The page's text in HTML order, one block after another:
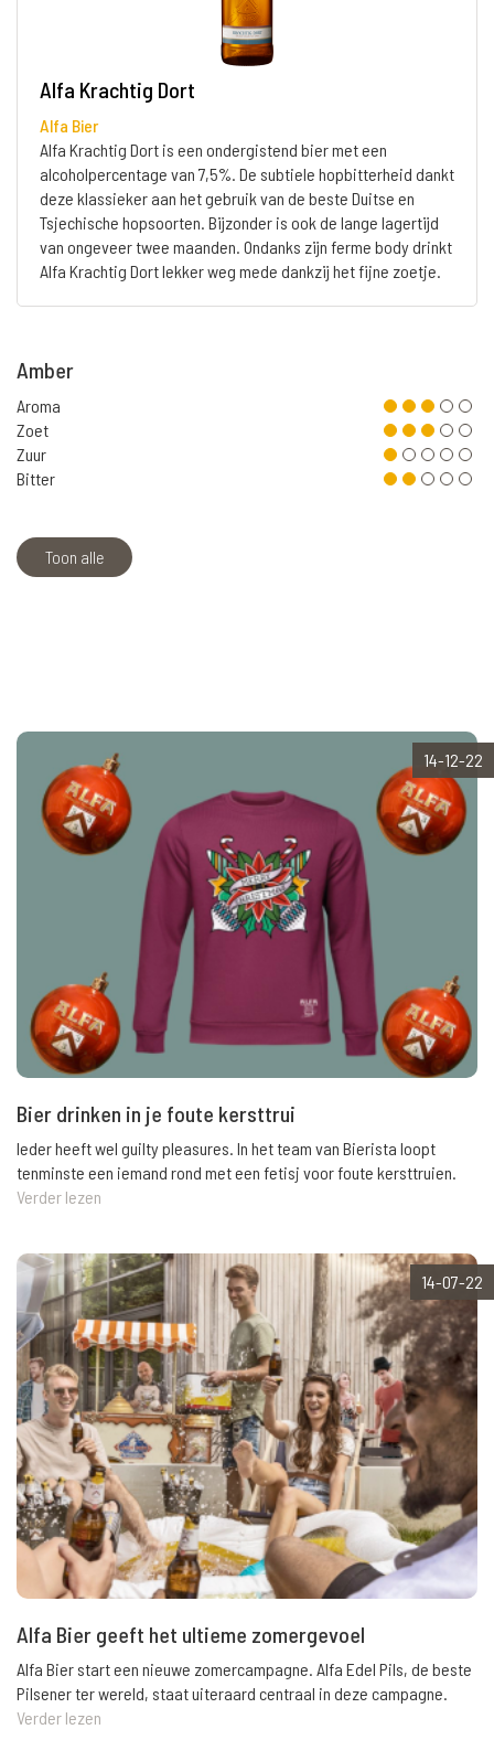
Alfa Krachtig Dort
Alfa Bier
Alfa Krachtig Dort is een ondergistend bier met een
alcoholpercentage van 7,5%. De subtiele hopbitterheid dankt
deze klassieker aan het gebruik van de beste Duitse en
Tsjechische hopsoorten. Bijzonder is ook de lange lagertijd
van ongeveer twee maanden. Ondanks zijn ferme body drinkt
Alfa Krachtig Dort lekker weg mede dankzij het fijne zoetje.
Amber
Aroma
Zoet
Zuur
Bitter
Toon alle
14-12-22
Bier drinken in je foute kersttrui
Ieder heeft wel guilty pleasures. In het team van Bierista loopt
tenminste een iemand rond met een fetisj voor foute kersttruien.
Verder lezen
14-07-22
Alfa Bier geeft het ultieme zomergevoel
Alfa Bier start een nieuwe zomercampagne. Alfa Edel Pils, de beste
Pilsener ter wereld, staat uiteraard centraal in deze campagne.
Verder lezen